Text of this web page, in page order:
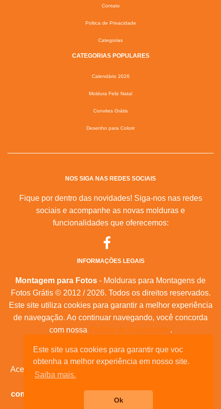
Este site usa cookies para garantir que voc
obtenha a melhor experiência em nosso site.
Saiba mais.
Ok
Contato
Poltica de Privacidade
Categorias
CATEGORIAS POPULARES
Calendário 2026
Moldura Feliz Natal
Convites Grátis
Desenho para Colorir
NOS SIGA NAS REDES SOCIAIS
Fique por dentro das novidades! Siga-nos nas redes
sociais e acompanhe as novas molduras e
funcionalidades que oferecemos:
INFORMAÇÕES LEGAIS
Montagem para Fotos - Molduras para Montagens de
Fotos Grátis © 2012 / 2026. Todos os direitos reservados.
Este site utiliza cookies para garantir a melhor experiência
de navegação. Ao continuar navegando, você concorda
com nossa Política de Privacidade.
Mapa do Site |Feeds RSS |Sobre Nós
Acesse nossas molduras para:
comemorativas, e muita outras datas comemorativas!